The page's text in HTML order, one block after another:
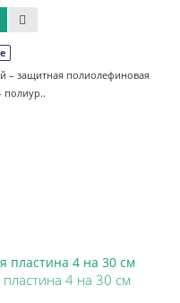
– защитная полиолефиновая
полиур..
4 на 30 см